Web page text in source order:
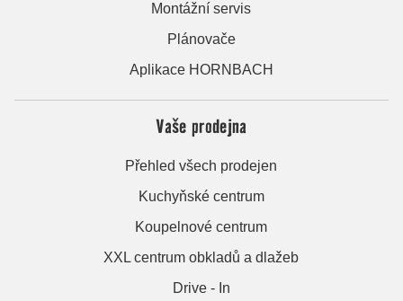
Montážní servis
Plánovače
Aplikace HORNBACH
Vaše prodejna
Přehled všech prodejen
Kuchyňské centrum
Koupelnové centrum
XXL centrum obkladů a dlažeb
Drive - In